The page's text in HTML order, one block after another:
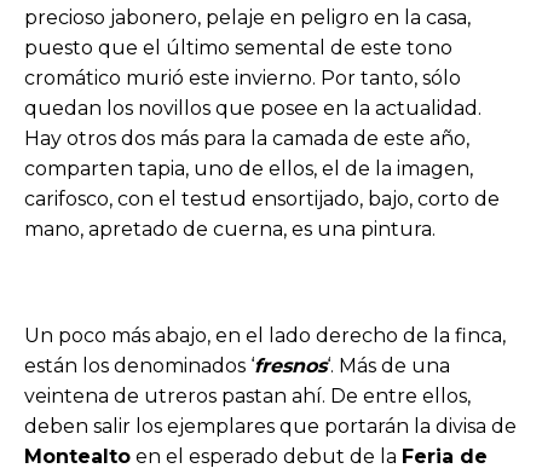
precioso jabonero, pelaje en peligro en la casa,
puesto que el último semental de este tono
cromático murió este invierno. Por tanto, sólo
quedan los novillos que posee en la actualidad.
Hay otros dos más para la camada de este año,
comparten tapia, uno de ellos, el de la imagen,
carifosco, con el testud ensortijado, bajo, corto de
mano, apretado de cuerna, es una pintura.
Un poco más abajo, en el lado derecho de la finca,
están los denominados ‘fresnos‘. Más de una
veintena de utreros pastan ahí. De entre ellos,
deben salir los ejemplares que portarán la divisa de
Montealto en el esperado debut de la Feria de